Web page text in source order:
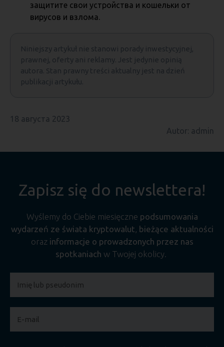
защитите свои устройства и кошельки от
вирусов и взлома.
Niniejszy artykuł nie stanowi porady inwestycyjnej,
prawnej, oferty ani reklamy. Jest jedynie opinią
autora. Stan prawny treści aktualny jest na dzień
publikacji artykułu.
18 августа 2023
Autor: admin
Zapisz się do newslettera!
Wyślemy do Ciebie miesięczne podsumowania
wydarzeń ze świata kryptowalut, bieżące aktualności
oraz informacje o prowadzonych przez nas
spotkaniach w Twojej okolicy.